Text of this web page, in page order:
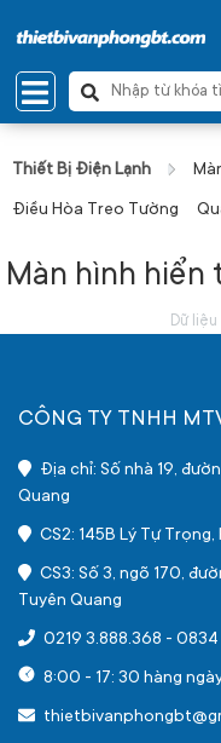
Thiết Bị Điện Lạnh
Điều Hòa Treo Tường
Màn hình hiển
Dữ
CÔNG TY TNHH
Địa chỉ: Số nhà 19,
Quang
CS2: 145B Lý Tự
CS3: Số 3, ngõ 170,
Tuyên Quang
0219 3.888.368 - 0834
8:00 - 17: 30 hàng